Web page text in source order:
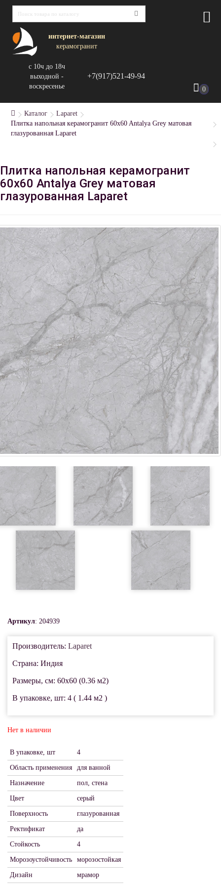
интернет-магазин
керамогранит
с 10ч до 18ч
выходной -
воскресенье
+7(917)521-49-94
0
Каталог
Laparet
Плитка напольная керамогранит 60x60 Antalya Grey матовая
глазурованная Laparet
Плитка напольная керамогранит
60x60 Antalya Grey матовая
глазурованная Laparet
Артикул: 204939
Производитель: Laparet
Страна: Индия
Размеры, см: 60x60 (0.36 м2)
В упаковке, шт: 4 ( 1.44 м2 )
Нет в наличии
В упаковке, шт 4
Область применения для ванной
Назначение пол, стена
Цвет серый
Поверхность глазурованная
Ректификат да
Стойкость 4
Морозоустойчивость морозостойкая
Дизайн мрамор